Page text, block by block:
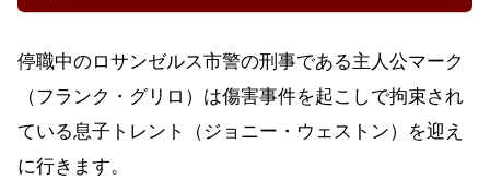
停職中のロサンゼルス市警の刑事である主人公マーク
（フランク・グリロ）は傷害事件を起こしで拘束され
ている息子トレント（ジョニー・ウェストン）を迎え
に行きます。